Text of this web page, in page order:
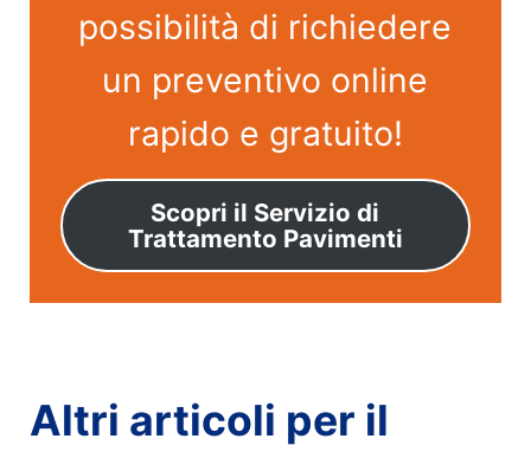
possibilità di richiedere
un preventivo online
rapido e gratuito!
Scopri il Servizio di
Trattamento Pavimenti
Altri articoli per il